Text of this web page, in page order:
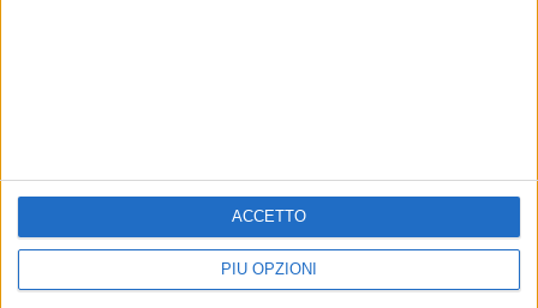
PIÙ OPZIONI
ACCETTO